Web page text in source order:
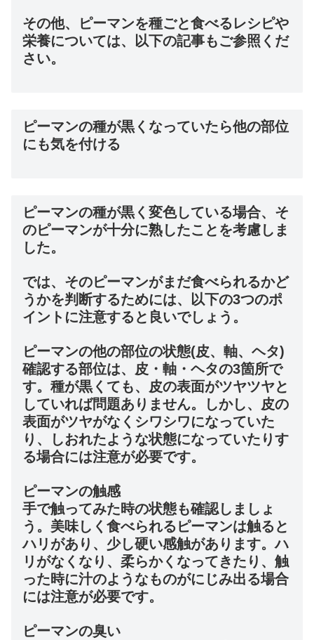
その他、ピーマンを種ごと食べるレシピや
栄養については、以下の記事もご参照くだ
さい。
ピーマンの種が黒くなっていたら他の部位
にも気を付ける
ピーマンの種が黒く変色している場合、そ
のピーマンが十分に熟したことを考慮しま
した。
では、そのピーマンがまだ食べられるかど
うかを判断するためには、以下の3つのポ
イントに注意すると良いでしょう。
ピーマンの他の部位の状態(皮、軸、ヘタ)
確認する部位は、皮・軸・ヘタの3箇所で
す。種が黒くても、皮の表面がツヤツヤと
していれば問題ありません。しかし、皮の
表面がツヤがなくシワシワになっていた
り、しおれたような状態になっていたりす
る場合には注意が必要です。
ピーマンの触感
手で触ってみた時の状態も確認しましょ
う。美味しく食べられるピーマンは触ると
ハリがあり、少し硬い感触があります。ハ
リがなくなり、柔らかくなってきたり、触
った時に汁のようなものがにじみ出る場合
には注意が必要です。
ピーマンの臭い